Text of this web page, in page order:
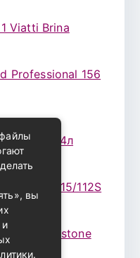
Viatti Brina
Professional 156
10W30 4л
HT 115/112S
Bridgestone
вы
и